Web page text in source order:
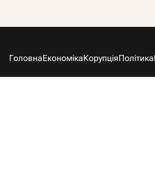
ГоловнаЕкономікаКорупціяПолітика